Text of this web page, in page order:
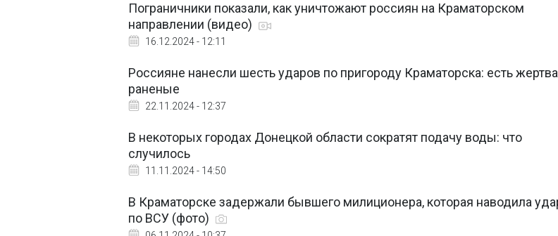
Пограничники показали, как уничтожают россиян на Краматорском
направлении (видео)
16.12.2024 - 12:11
Россияне нанесли шесть ударов по пригороду Краматорска: есть
раненые
22.11.2024 - 12:37
В некоторых городах Донецкой области сократят подачу воды: что
случилось
11.11.2024 - 14:50
В Краматорске задержали бывшего милиционера, которая наводила
по ВСУ (фото)